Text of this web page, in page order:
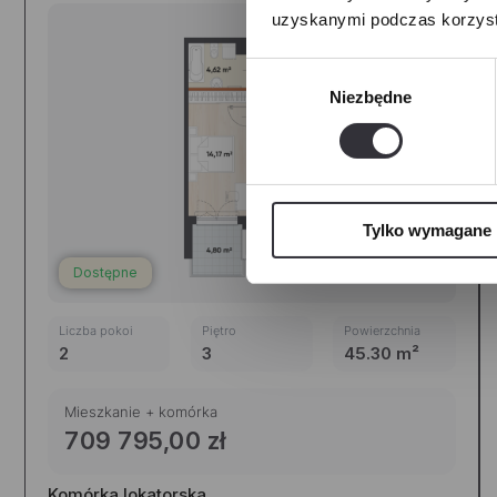
uzyskanymi podczas
zgody
Niezbędne
Tylko wymagane
Dostępne
Liczba pokoi
2
Piętro
3
Powierzchnia
45.30 m²
Mieszkanie + komórka
709 795,00 zł